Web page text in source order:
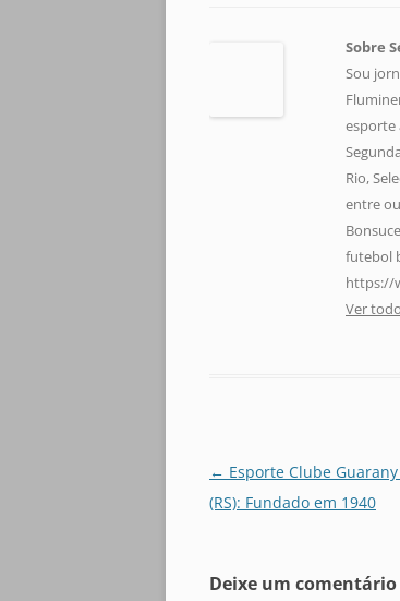
Sobre
Sou
esporte
Rio,
entre
futebol
https://
Ver
Navegação
de
← Esporte Clube
(RS): Fundado em 1940
Deixe um comentário